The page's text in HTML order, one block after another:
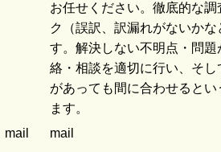
お任せください。徹底的な
ク（誤訳、訳漏れがないかな
す。解決しない不明点・問
絡・相談を適切に行い、そし
があっても間に合わせると
ます。
mail
mail